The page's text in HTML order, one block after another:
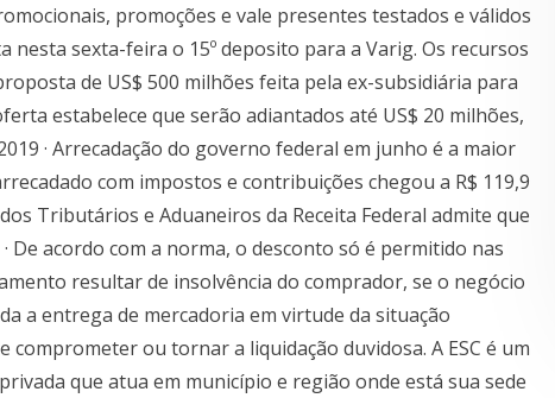
promoções e vale presentes testados e válidos
nesta sexta-feira o 15º deposito para a Varig. Os recursos
de US$ 500 milhões feita pela ex-subsidiária para
estabelece que serão adiantados até US$ 20 milhões,
· Arrecadação do governo federal em junho é a maior
com impostos e contribuições chegou a R$ 119,9
Tributários e Aduaneiros da Receita Federal admite que
De acordo com a norma, o desconto só é permitido nas
resultar de insolvência do comprador, se o negócio
a entrega de mercadoria em virtude da situação
comprometer ou tornar a liquidação duvidosa. A ESC é um
que atua em município e região onde está sua sede